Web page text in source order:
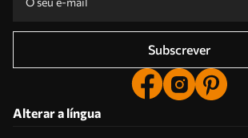
Subscrever
Alterar a língua